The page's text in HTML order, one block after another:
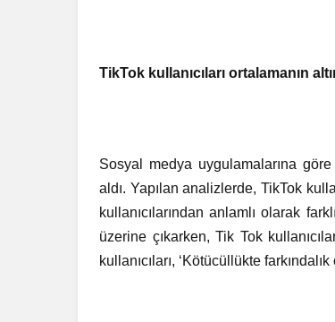
TikTok kullanıcıları ortalamanın
Sosyal medya uygulamalarına
aldı. Yapılan analizlerde, TikTok
kullanıcılarından anlamlı olarak
üzerine çıkarken, Tik Tok
kullanıcıları, ‘Kötücüllükte